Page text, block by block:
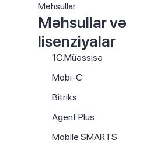
Məhsullar
Məhsullar və
lisenziyalar
1C:Müəssisə
Mobi-C
Bitriks
Agent Plus
Mobile SMARTS